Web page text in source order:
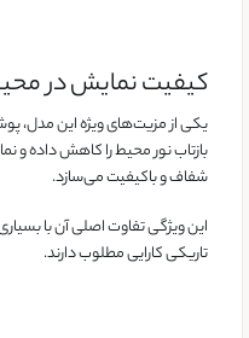
کیفیت نمایش در
بازتاب نور محیط را کاهش داده و
شفاف و باکیفیت می‌سازد.
این ویژگی تفاوت اصلی آن با
تاریکی کارایی مطلوب دارند.